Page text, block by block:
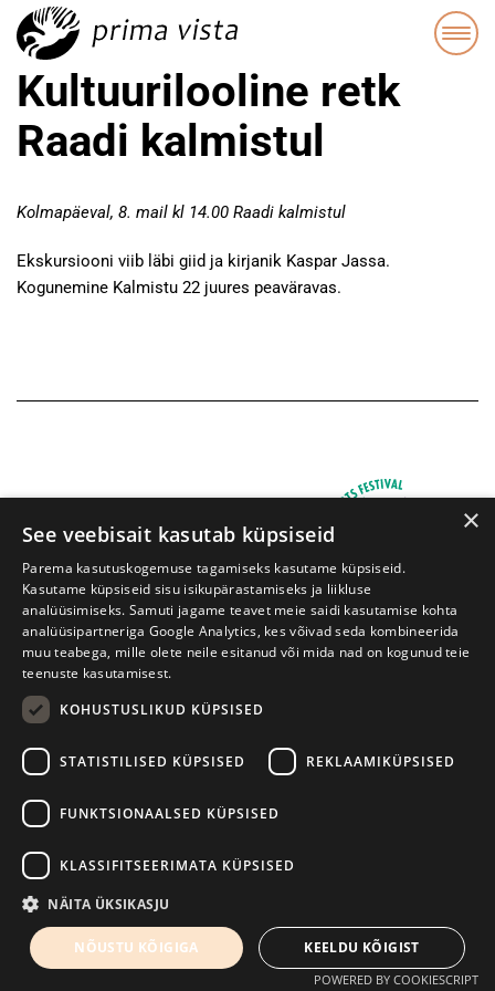
Kultuurilooline retk
Raadi kalmistul
Kolmapäeval, 8. mail kl 14.00 Raadi kalmistul
Ekskursiooni viib läbi giid ja kirjanik Kaspar Jassa.
Kogunemine Kalmistu 22 juures peaväravas.
Prima Vista kirjandusfestival
×
See veebisait kasutab küpsiseid
Parema kasutuskogemuse tagamiseks kasutame küpsiseid.
Kasutame küpsiseid sisu isikupärastamiseks ja liikluse
analüüsimiseks. Samuti jagame teavet meie saidi kasutamise kohta
analüüsipartneriga Google Analytics, kes võivad seda kombineerida
muu teabega, mille olete neile esitanud või mida nad on kogunud teie
teenuste kasutamisest.
KOHUSTUSLIKUD KÜPSISED
STATISTILISED KÜPSISED REKLAAMIKÜPSISED
FUNKTSIONAALSED KÜPSISED
KLASSIFITSEERIMATA KÜPSISED
NÄITA ÜKSIKASJU
NÕUSTU KÕIGIGA KEELDU KÕIGIST
POWERED BY COOKIESCRIPT